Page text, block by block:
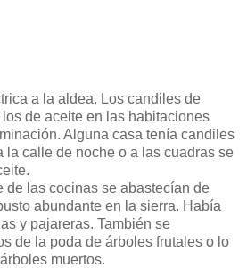
a la aldea. Los candiles de
de aceite en las habitaciones
Alguna casa tenía candiles
la calle de noche o a las cuadras se
de las cocinas se abastecían de
abundante en la sierra. Había
y pajareras. También se
de la poda de árboles frutales o lo
muertos.